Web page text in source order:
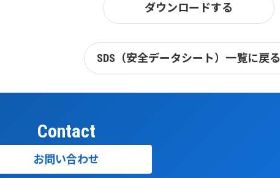
ダウンロードする
SDS（安全データシート）一覧に戻る
Contact
お問い合わせ